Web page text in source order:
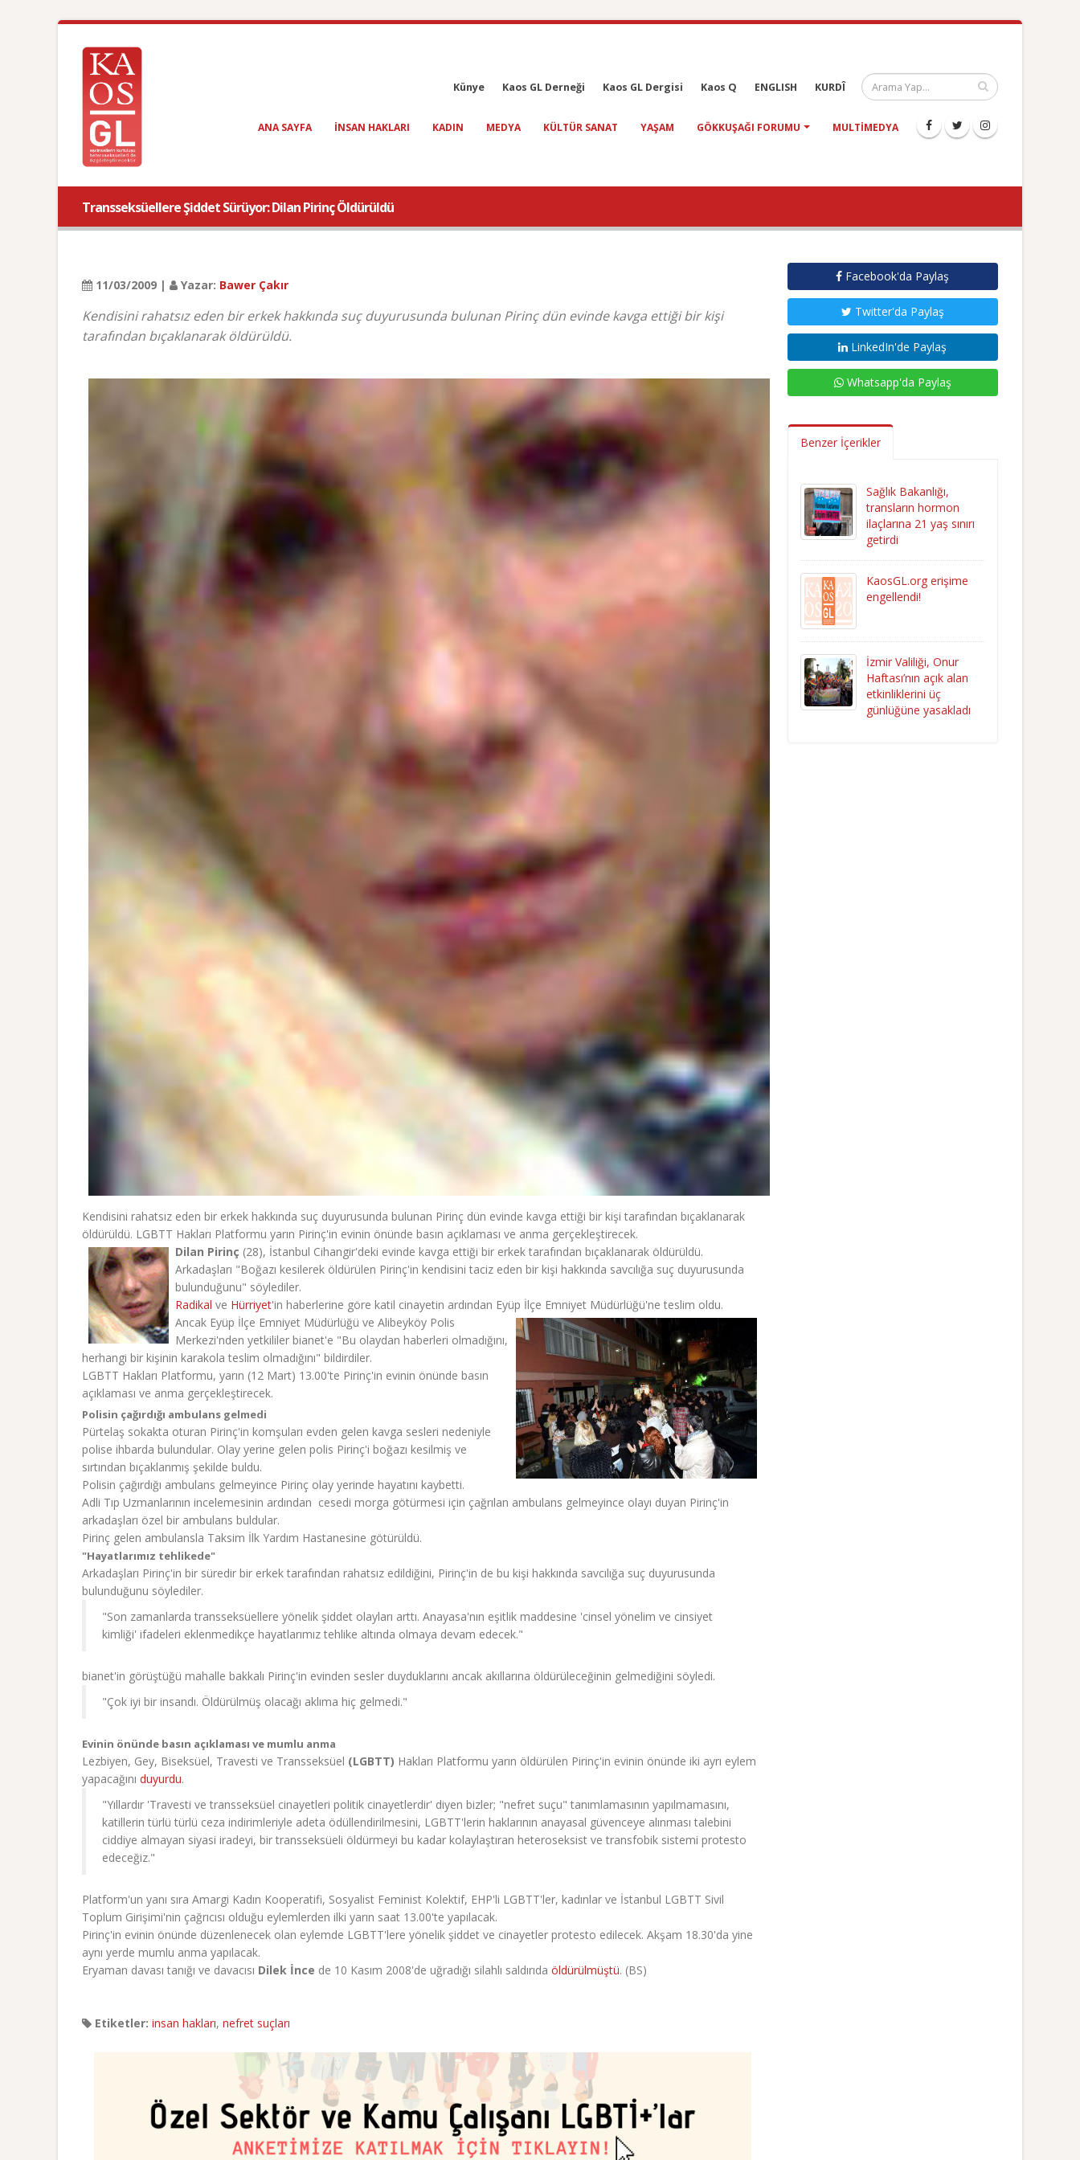
Künye Kaos GL Derneği Kaos GL Dergisi Kaos Q ENGLISH KURDÎ
ANA SAYFA INSAN HAKLARI KADIN MEDYA KÜLTÜR SANAT YAŞAM GÖKKUŞAĞI FORUMU MULTIMEDYA
Transseksüellere Şiddet Sürüyor: Dilan Pirinç Öldürüldü
11/03/2009 | Yazar: Bawer Çakır
Kendisini rahatsız eden bir erkek hakkında suç duyurusunda bulunan Pirinç dün evinde kavga ettiği bir kişi
tarafından bıçaklanarak öldürüldü.
Kendisini rahatsız eden bir erkek hakkında suç duyurusunda bulunan Pirinç dün evinde kavga ettiği bir kişi tarafından bıçaklanarak
öldürüldü. LGBTT Hakları Platformu yarın Pirinç'in evinin önünde basın açıklaması ve anma gerçekleştirecek.
Dilan Pirinç (28), İstanbul Cihangir'deki evinde kavga ettiği bir erkek tarafından bıçaklanarak öldürüldü.
Arkadaşları "Boğazı kesilerek öldürülen Pirinç'in kendisini taciz eden bir kişi hakkında savcılığa suç duyurusunda
bulunduğunu" söylediler.
Radikal ve Hürriyet'in haberlerine göre katil cinayetin ardından Eyüp İlçe Emniyet Müdürlüğü'ne teslim oldu.
Ancak Eyüp İlçe Emniyet Müdürlüğü ve Alibeyköy Polis
Merkezi'nden yetkililer bianet'e "Bu olaydan haberleri olmadığını,
herhangi bir kişinin karakola teslim olmadığını" bildirdiler.
LGBTT Hakları Platformu, yarın (12 Mart) 13.00'te Pirinç'in evinin önünde basın
açıklaması ve anma gerçekleştirecek.
Polisin çağırdığı ambulans gelmedi
Pürtelaş sokakta oturan Pirinç'in komşuları evden gelen kavga sesleri nedeniyle
polise ihbarda bulundular. Olay yerine gelen polis Pirinç'i boğazı kesilmiş ve
sırtından bıçaklanmış şekilde buldu.
Polisin çağırdığı ambulans gelmeyince Pirinç olay yerinde hayatını kaybetti.
Adli Tıp Uzmanlarının incelemesinin ardından cesedi morga götürmesi için çağrılan ambulans gelmeyince olayı duyan Pirinç'in
arkadaşları özel bir ambulans buldular.
Pirinç gelen ambulansla Taksim İlk Yardım Hastanesine götürüldü.
"Hayatlarımız tehlikede"
Arkadaşları Pirinç'in bir süredir bir erkek tarafından rahatsız edildiğini, Pirinç'in de bu kişi hakkında savcılığa suç duyurusunda
bulunduğunu söylediler.
"Son zamanlarda transseksüellere yönelik şiddet olayları arttı. Anayasa'nın eşitlik maddesine 'cinsel yönelim ve cinsiyet
kimliği' ifadeleri eklenmedikçe hayatlarımız tehlike altında olmaya devam edecek."
bianet'in görüştüğü mahalle bakkalı Pirinç'in evinden sesler duyduklarını ancak akıllarına öldürüleceğinin gelmediğini söyledi.
"Çok iyi bir insandı. Öldürülmüş olacağı aklıma hiç gelmedi."
Evinin önünde basın açıklaması ve mumlu anma
Lezbiyen, Gey, Biseksüel, Travesti ve Transseksüel (LGBTT) Hakları Platformu yarın öldürülen Pirinç'in evinin önünde iki ayrı eylem
yapacağını duyurdu.
"Yıllardır 'Travesti ve transseksüel cinayetleri politik cinayetlerdir' diyen bizler; "nefret suçu" tanımlamasının yapılmamasını,
katillerin türlü türlü ceza indirimleriyle adeta ödüllendirilmesini, LGBTT'lerin haklarının anayasal güvenceye alınması talebini
ciddiye almayan siyasi iradeyi, bir transseksüeli öldürmeyi bu kadar kolaylaştıran heteroseksist ve transfobik sistemi protesto
edeceğiz."
Platform'un yanı sıra Amargi Kadın Kooperatifi, Sosyalist Feminist Kolektif, EHP'li LGBTT'ler, kadınlar ve İstanbul LGBTT Sivil
Toplum Girişimi'nin çağrıcısı olduğu eylemlerden ilki yarın saat 13.00'te yapılacak.
Pirinç'in evinin önünde düzenlenecek olan eylemde LGBTT'lere yönelik şiddet ve cinayetler protesto edilecek. Akşam 18.30'da yine
aynı yerde mumlu anma yapılacak.
Eryaman davası tanığı ve davacısı Dilek İnce de 10 Kasım 2008'de uğradığı silahlı saldırıda öldürülmüştü. (BS)
Etiketler: insan hakları, nefret suçları
Facebook'da Paylaş
Twitter'da Paylaş
LinkedIn'de Paylaş
Whatsapp'da Paylaş
Benzer İçerikler
Sağlık Bakanlığı,
transların hormon
ilaçlarına 21 yaş sınırı
getirdi
KaosGL.org erişime
engellendi!
İzmir Valiliği, Onur
Haftası’nın açık alan
etkinliklerini üç
günlüğüne yasakladı